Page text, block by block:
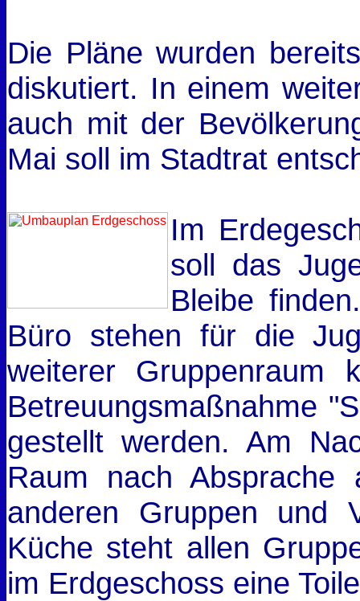
Die Pläne wurden
diskutiert. In einem
auch mit der
Mai soll im Stadtrat
Im
soll das
Bleibe
Büro stehen für die
weiterer
Betreuungsmaßnahme
gestellt werden. Am
Raum nach Absprache
anderen Gruppen und
Küche steht allen
im Erdgeschoss eine